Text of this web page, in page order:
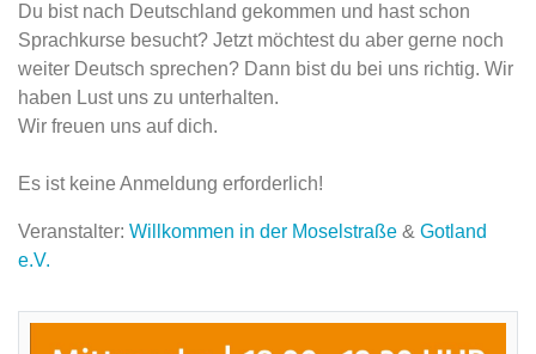
Du bist nach Deutschland gekommen und hast schon
Sprachkurse besucht? Jetzt möchtest du aber gerne noch
weiter Deutsch sprechen? Dann bist du bei uns richtig. Wir
haben Lust uns zu unterhalten.
Wir freuen uns auf dich.
Es ist keine Anmeldung erforderlich!
Veranstalter: Willkommen in der Moselstraße & Gotland
e.V.